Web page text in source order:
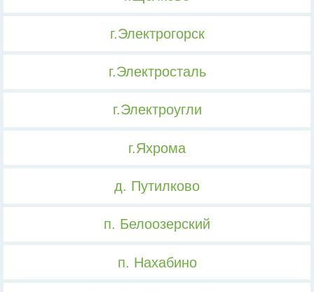
г.Электрогорск
г.Электросталь
г.Электроугли
г.Яхрома
д. Путилково
п. Белоозерский
п. Нахабино